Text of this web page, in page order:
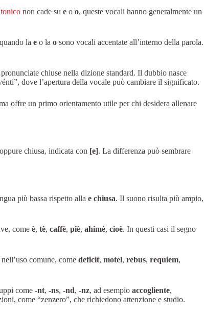
non cade su e o o, queste vocali hanno generalmente un
la e o la o sono vocali accentate all’interno della parola.
pronunciate chiuse nella dizione standard. Il dubbio nasce
dove l’apertura della vocale può cambiare il significato.
offre un primo orientamento utile per chi desidera allenare
chiusa, indicata con [e]. La differenza può sembrare
più bassa rispetto alla e chiusa. Il suono risulta più ampio,
come è, tè, caffè, piè, ahimè, cioè. In questi casi il segno
comune, come deficit, motel, rebus, requiem,
come -nt, -ns, -nd, -nz, ad esempio accogliente,
come “zenzero”, che richiedono attenzione e studio.